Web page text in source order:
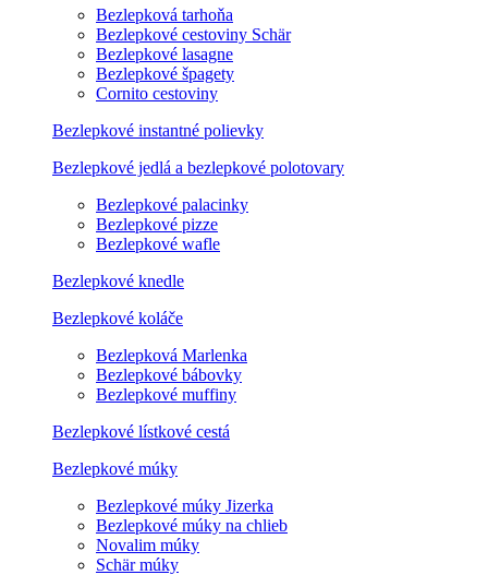
Bezlepková tarhoňa
Bezlepkové cestoviny Schär
Bezlepkové lasagne
Bezlepkové špagety
Cornito cestoviny
Bezlepkové instantné polievky
Bezlepkové jedlá a bezlepkové polotovary
Bezlepkové palacinky
Bezlepkové pizze
Bezlepkové wafle
Bezlepkové knedle
Bezlepkové koláče
Bezlepková Marlenka
Bezlepkové bábovky
Bezlepkové muffiny
Bezlepkové lístkové cestá
Bezlepkové múky
Bezlepkové múky Jizerka
Bezlepkové múky na chlieb
Novalim múky
Schär múky